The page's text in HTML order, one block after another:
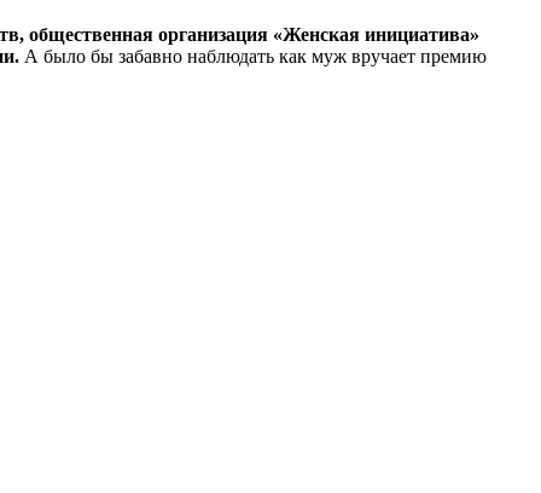
общественная организация «Женская инициатива»
А было бы забавно наблюдать как муж вручает премию